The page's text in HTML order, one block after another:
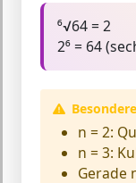
⁶√64 = 2
2⁶ = 64
n = 2:
n = 3:
Gerade